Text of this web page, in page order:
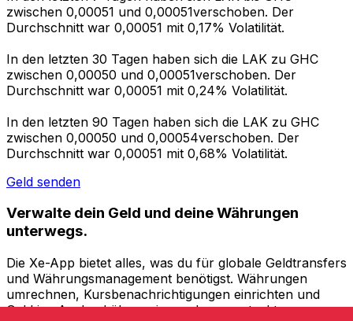
zwischen 0,00051 und 0,00051verschoben. Der
Durchschnitt war 0,00051 mit 0,17% Volatilität.
In den letzten 30 Tagen haben sich die LAK zu GHC
zwischen 0,00050 und 0,00051verschoben. Der
Durchschnitt war 0,00051 mit 0,24% Volatilität.
In den letzten 90 Tagen haben sich die LAK zu GHC
zwischen 0,00050 und 0,00054verschoben. Der
Durchschnitt war 0,00051 mit 0,68% Volatilität.
Geld senden
Verwalte dein Geld und deine Währungen
unterwegs.
Die Xe-App bietet alles, was du für globale Geldtransfers
und Währungsmanagement benötigst. Währungen
umrechnen, Kursbenachrichtigungen einrichten und
Geld ins Ausland überweisen, ohne versteckte